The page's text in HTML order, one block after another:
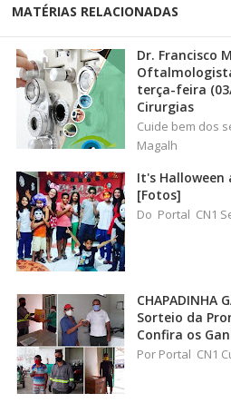
MATÉRIAS RELACIONADAS
Dr. Francisco
terça-feira
Cirurgias
Cuide bem dos
Magalh
It's Halloween
[Fotos]
Do Portal CN1
CHAPADINHA
Sorteio da
Confira os
Por Portal CN1